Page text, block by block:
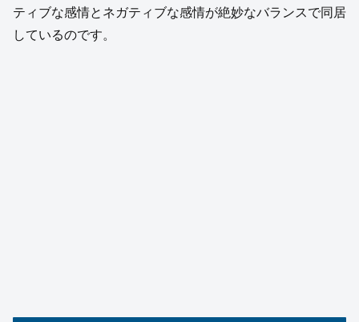
ティブな感情とネガティブな感情が絶妙なバランスで同居
しているのです。